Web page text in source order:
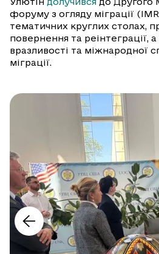
форуму з огляду міграції
тематичних круглих столах,
повернення та реінтеграції,
вразливості та міжнародної
міграції.